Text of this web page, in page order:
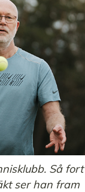
Så fort
ser han fram